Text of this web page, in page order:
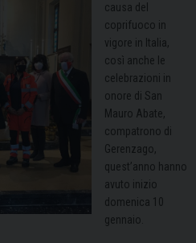
causa del
coprifuoco in
vigore in Italia,
così anche le
celebrazioni in
onore di San
Mauro Abate,
compatrono di
Gerenzago,
quest’anno hanno
avuto inizio
domenica 10
gennaio.